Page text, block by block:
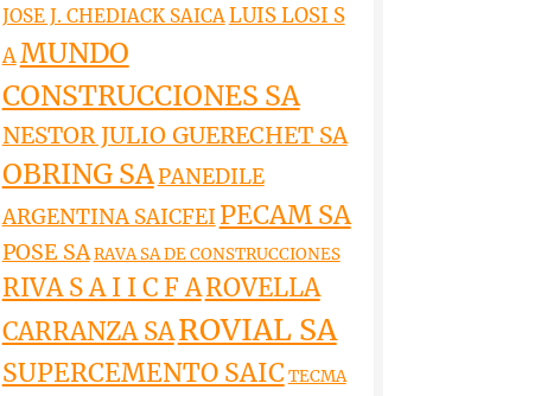
JOSE J. CHEDIACK SAICALUIS LOSI S
AMUNDO
CONSTRUCCIONES SA
NESTOR JULIO GUERECHET SA
OBRING SAPANEDILE
ARGENTINA SAICFEI PECAM SA
POSE SARAVA SA DE CONSTRUCCIONES
RIVA S A I I C F AROVELLA
CARRANZA SAROVIAL SA
SUPERCEMENTO SAIC TECMA